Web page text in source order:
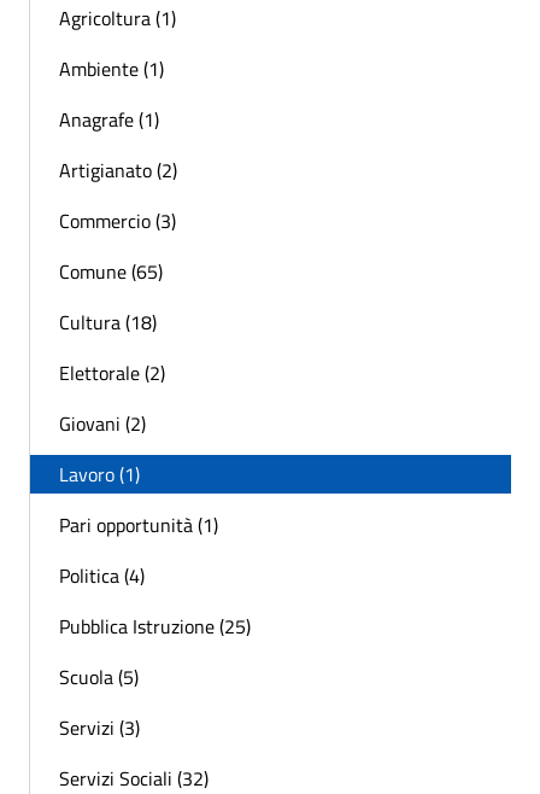
Agricoltura (1)
Ambiente (1)
Anagrafe (1)
Artigianato (2)
Commercio (3)
Comune (65)
Cultura (18)
Elettorale (2)
Giovani (2)
Lavoro (1)
Pari opportunità (1)
Politica (4)
Pubblica Istruzione (25)
Scuola (5)
Servizi (3)
Servizi Sociali (32)